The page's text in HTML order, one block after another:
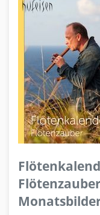
Flötenzauber